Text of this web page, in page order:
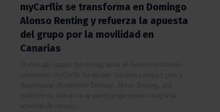
myCarflix se transforma en Domingo
Alonso Renting y refuerza la apuesta
del grupo por la movilidad en
Canarias
El mercado canario del renting suma un nuevo movimiento
corporativo. myCarflix ha iniciado una nueva etapa y pasa a
denominarse oficialmente Domingo Alonso Renting, una
evolución de marca con la que el grupo canario integra su
actividad de renting...